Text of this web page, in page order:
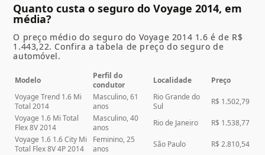
Quanto custa o seguro do Voyage 2014, em
média?
O preço médio do seguro do Voyage 2014 1.6 é de R$
1.443,22. Confira a tabela de preço do seguro de
automóvel.
Modelo
Perfil do
condutor
Localidade
Preço
Voyage Trend 1.6 Mi
Total 2014
Masculino, 61
anos
Rio Grande do
Sul
R$ 1.502,79
Voyage 1.6 Mi Total
Flex 8V 2014
Masculino, 40
anos
Rio de Janeiro
R$ 1.538,77
Voyage 1.6 1.6 City Mi
Total Flex 8V 4P 2014
Feminino, 25
anos
São Paulo
R$ 2.810,54